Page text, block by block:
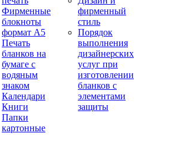
Фирменные
блокноты
формат А5
Печать
бланков на
бумаге с
водяным
знаком
Календари
Книги
Папки
картонные
фирменный
стиль
Порядок
выполнения
дизайнерских
услуг при
изготовлении
бланков с
элементами
защиты